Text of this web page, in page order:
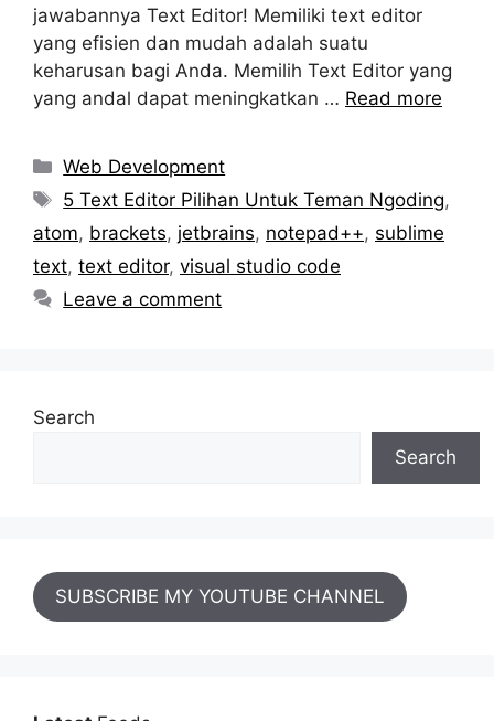
jawabannya Text Editor! Memiliki text editor
yang efisien dan mudah adalah suatu
keharusan bagi Anda. Memilih Text Editor yang
yang andal dapat meningkatkan … Read more
Categories
Web Development
Tags
5 Text Editor Pilihan Untuk Teman Ngoding,
atom, brackets, jetbrains, notepad++, sublime
text, text editor, visual studio code
Leave a comment
Search
Search
SUBSCRIBE MY YOUTUBE CHANNEL